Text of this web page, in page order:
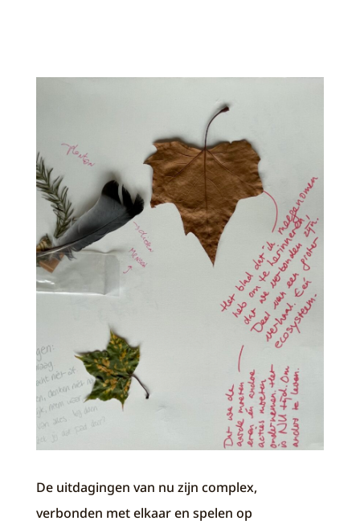
De uitdagingen van nu zijn complex,
verbonden met elkaar en spelen op